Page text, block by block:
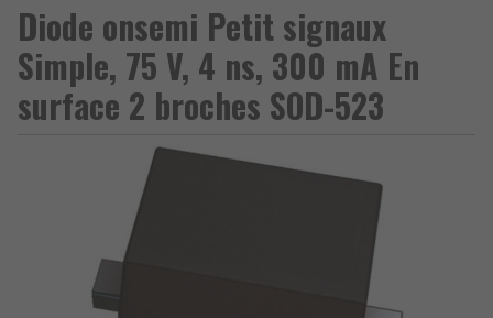
Diode onsemi Petit signaux
Simple, 75 V, 4 ns, 300 mA En
surface 2 broches SOD-523